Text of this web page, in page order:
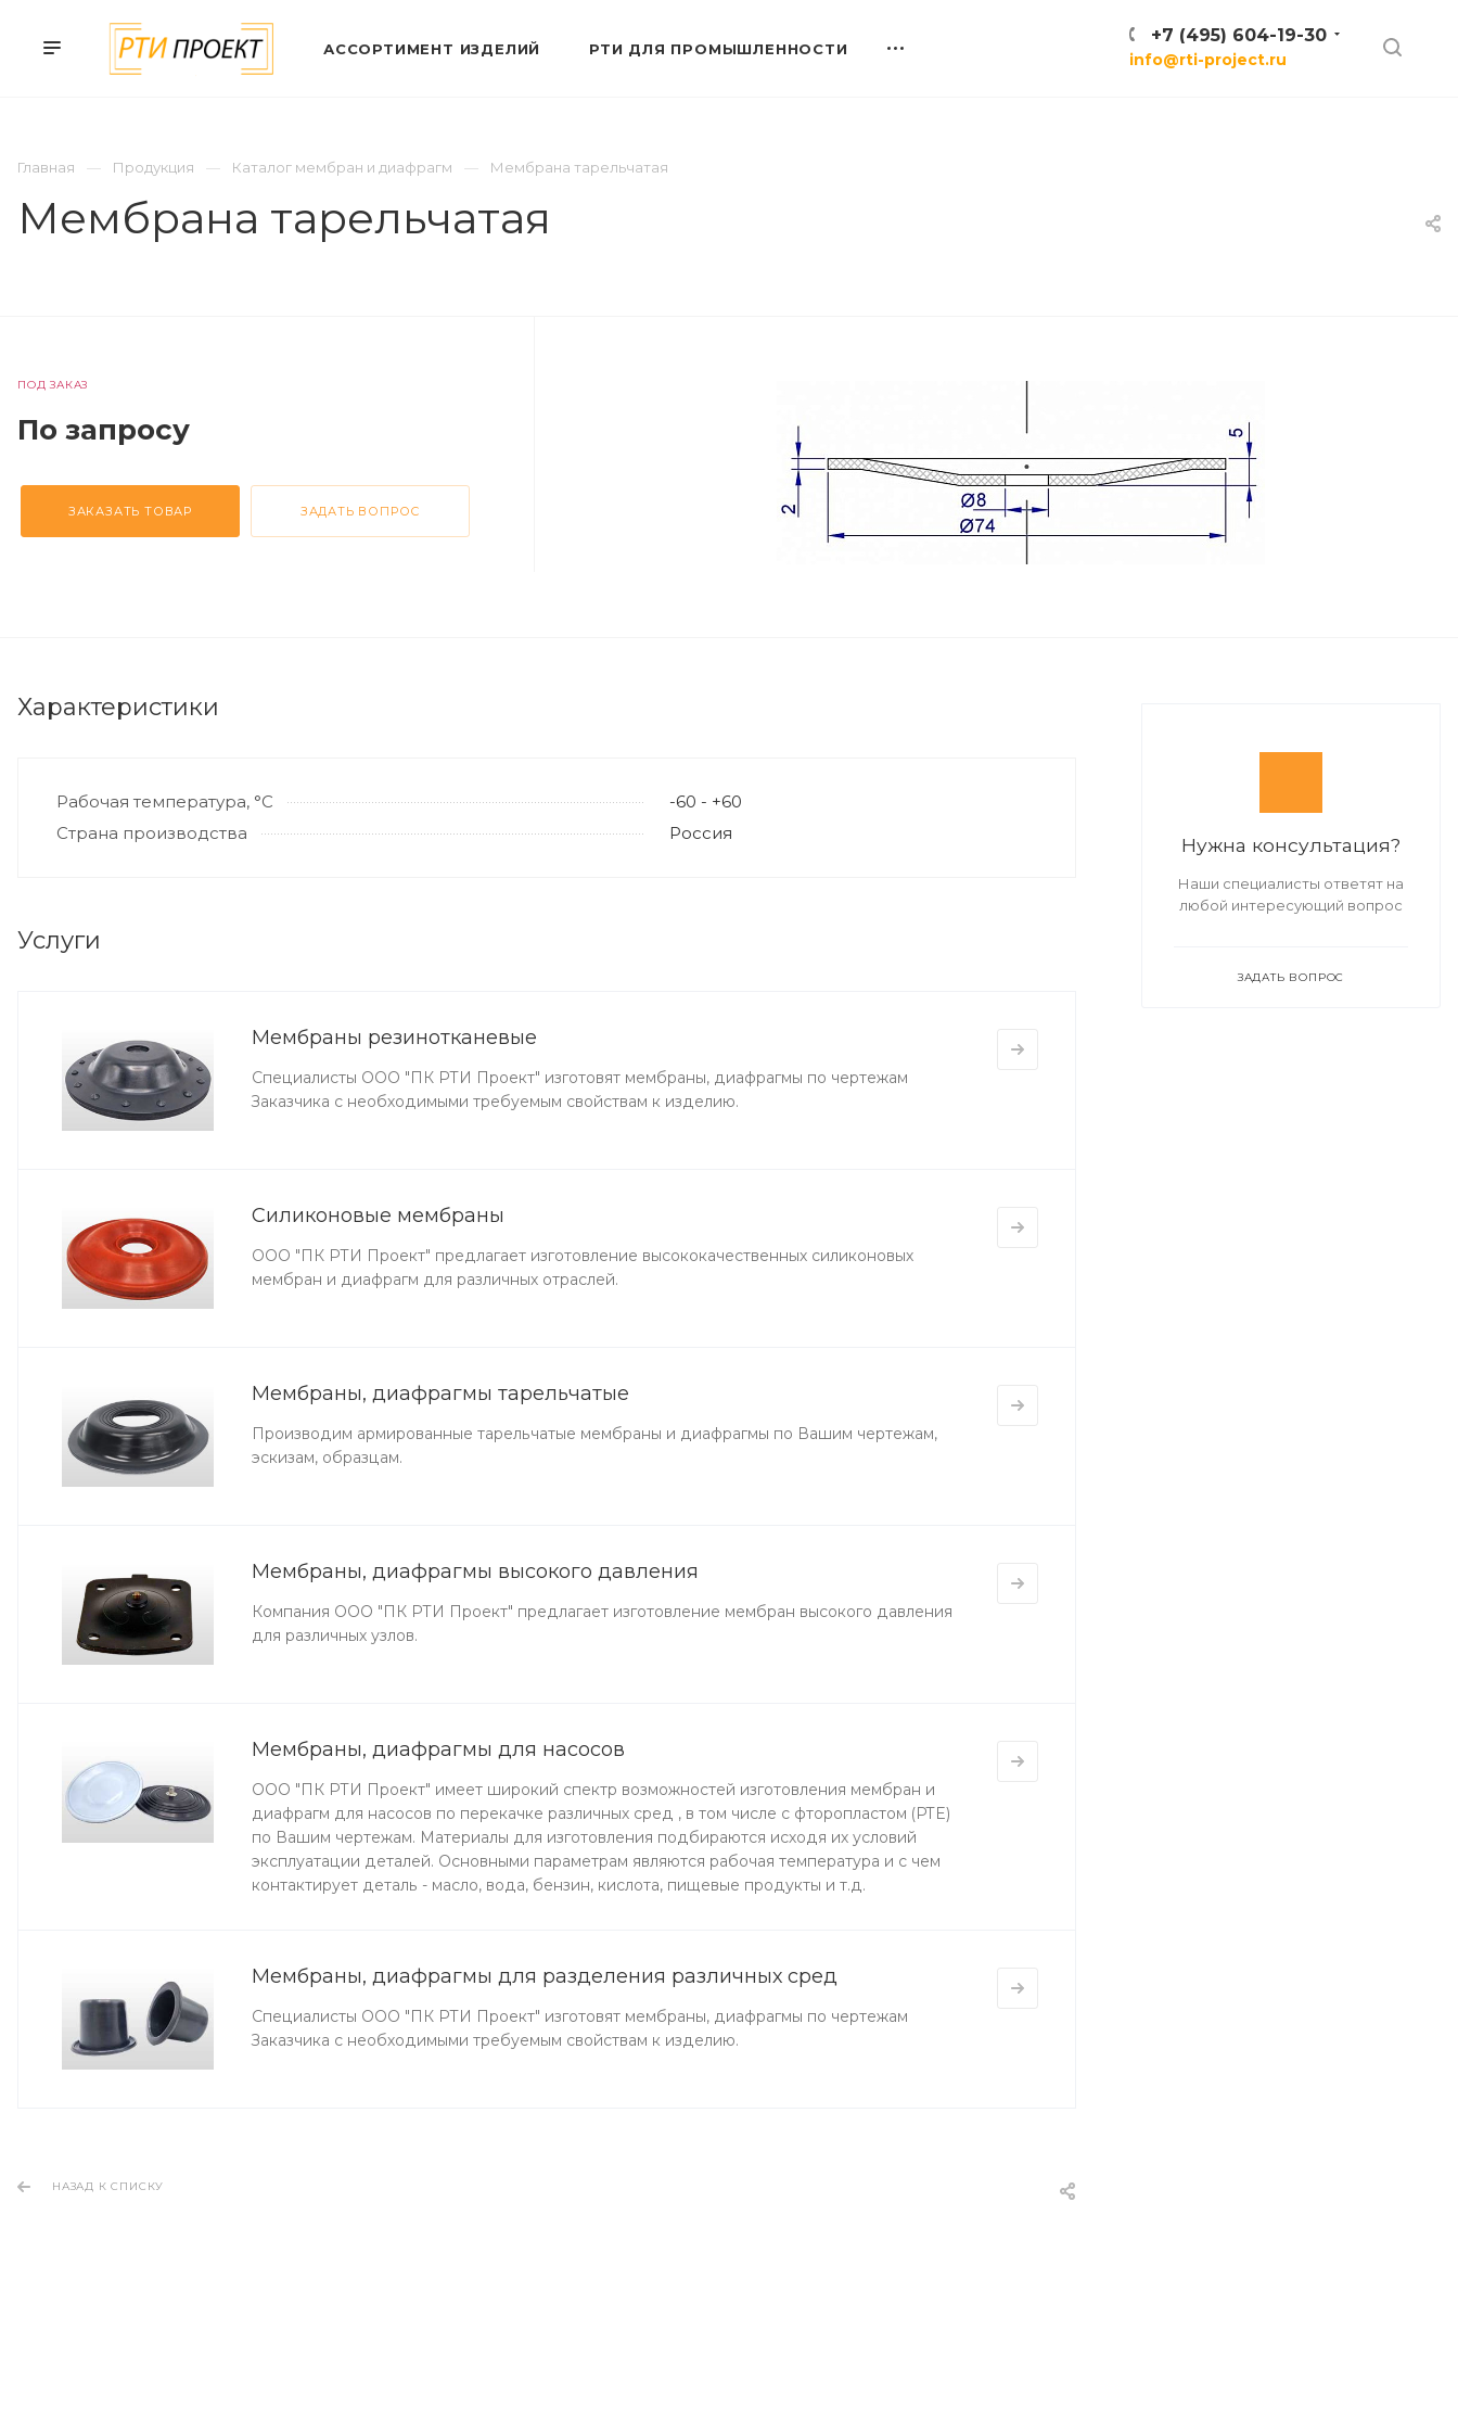
+7 (495) 604-19-30
info@rti-project.ru
АССОРТИМЕНТ ИЗДЕЛИЙ РТИ ДЛЯ ПРОМЫШЛЕННОСТИ
Главная Продукция Каталог мембран и диафрагм Мембрана тарельчатая
Мембрана тарельчатая
ПОД ЗАКАЗ
По запросу
ЗАКАЗАТЬ ТОВАР ЗАДАТЬ ВОПРОС
Нужна консультация?
Наши специалисты ответят на
любой интересующий вопрос
ЗАДАТЬ ВОПРОС
Характеристики
Рабочая температура, °С
-60 - +60
Страна производства
Россия
Услуги
Мембраны резинотканевые
Специалисты ООО "ПК РТИ Проект" изготовят мембраны, диафрагмы по чертежам
Заказчика с необходимыми требуемым свойствам к изделию.
Силиконовые мембраны
ООО "ПК РТИ Проект" предлагает изготовление высококачественных силиконовых
мембран и диафрагм для различных отраслей.
Мембраны, диафрагмы тарельчатые
Производим армированные тарельчатые мембраны и диафрагмы по Вашим чертежам,
эскизам, образцам.
Мембраны, диафрагмы высокого давления
Компания ООО "ПК РТИ Проект" предлагает изготовление мембран высокого давления
для различных узлов.
Мембраны, диафрагмы для насосов
ООО "ПК РТИ Проект" имеет широкий спектр возможностей изготовления мембран и
диафрагм для насосов по перекачке различных сред , в том числе с фторопластом (PTE)
по Вашим чертежам. Материалы для изготовления подбираются исходя их условий
эксплуатации деталей. Основными параметрам являются рабочая температура и с чем
контактирует деталь - масло, вода, бензин, кислота, пищевые продукты и т.д.
Мембраны, диафрагмы для разделения различных сред
Специалисты ООО "ПК РТИ Проект" изготовят мембраны, диафрагмы по чертежам
Заказчика с необходимыми требуемым свойствам к изделию.
НАЗАД К СПИСКУ